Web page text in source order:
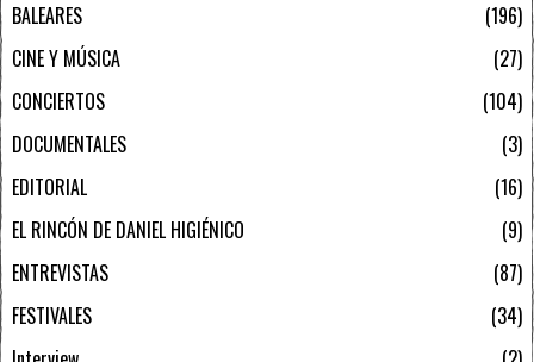
BALEARES
196
CINE Y MÚSICA
27
CONCIERTOS
104
DOCUMENTALES
3
EDITORIAL
16
EL RINCÓN DE DANIEL HIGIÉNICO
9
ENTREVISTAS
87
FESTIVALES
34